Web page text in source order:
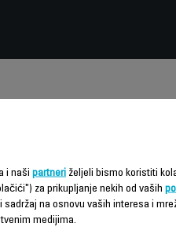
i naši partneri željeli bismo koristiti
za prikupljanje nekih od vaših
sadržaj na osnovu vaših interesa i
medijima.